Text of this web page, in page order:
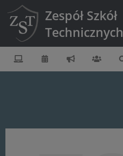
Zespół Szkół
Technicznych